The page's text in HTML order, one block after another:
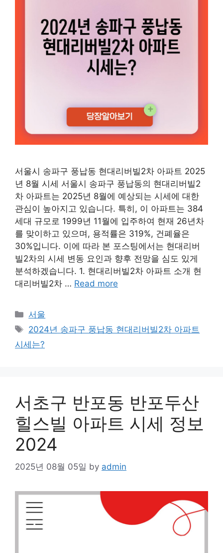
서울시 송파구 풍납동 현대리버빌2차 아파트 2025
년 8월 시세 서울시 송파구 풍납동의 현대리버빌2
차 아파트는 2025년 8월에 예상되는 시세에 대한
관심이 높아지고 있습니다. 특히, 이 아파트는 384
세대 규모로 1999년 11월에 입주하여 현재 26년차
를 맞이하고 있으며, 용적률은 319%, 건폐율은
30%입니다. 이에 따라 본 포스팅에서는 현대리버
빌2차의 시세 변동 요인과 향후 전망을 심도 있게
분석하겠습니다. 1. 현대리버빌2차 아파트 소개 현
대리버빌2차 … Read more
Categories
서울
Tags
2024년 송파구 풍납동 현대리버빌2차 아파트
시세는?
서초구 반포동 반포두산
힐스빌 아파트 시세 정보
2024
2025년 08월 05일 by admin